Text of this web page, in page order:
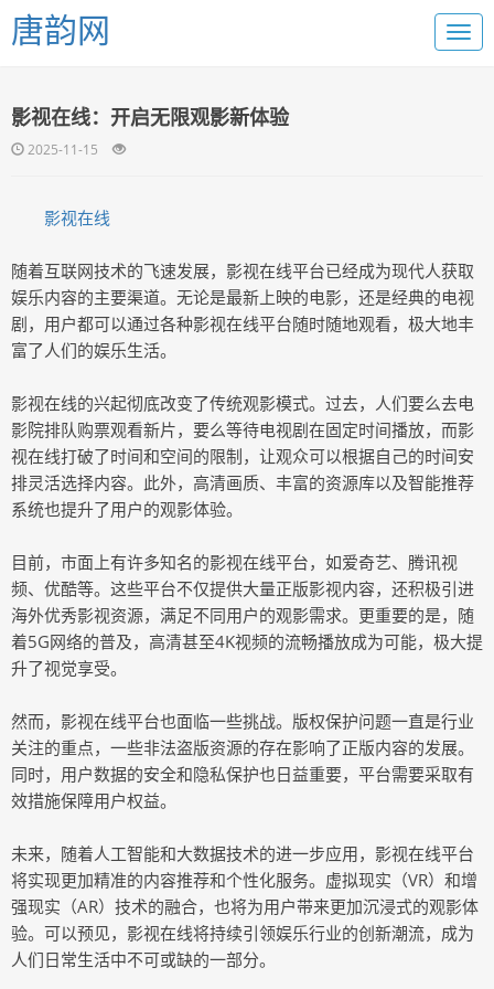
唐韵网
影视在线：开启无限观影新体验
2025-11-15
影视在线
随着互联网技术的飞速发展，影视在线平台已经成为现代人获取
娱乐内容的主要渠道。无论是最新上映的电影，还是经典的电视
剧，用户都可以通过各种影视在线平台随时随地观看，极大地丰
富了人们的娱乐生活。
影视在线的兴起彻底改变了传统观影模式。过去，人们要么去电
影院排队购票观看新片，要么等待电视剧在固定时间播放，而影
视在线打破了时间和空间的限制，让观众可以根据自己的时间安
排灵活选择内容。此外，高清画质、丰富的资源库以及智能推荐
系统也提升了用户的观影体验。
目前，市面上有许多知名的影视在线平台，如爱奇艺、腾讯视
频、优酷等。这些平台不仅提供大量正版影视内容，还积极引进
海外优秀影视资源，满足不同用户的观影需求。更重要的是，随
着5G网络的普及，高清甚至4K视频的流畅播放成为可能，极大提
升了视觉享受。
然而，影视在线平台也面临一些挑战。版权保护问题一直是行业
关注的重点，一些非法盗版资源的存在影响了正版内容的发展。
同时，用户数据的安全和隐私保护也日益重要，平台需要采取有
效措施保障用户权益。
未来，随着人工智能和大数据技术的进一步应用，影视在线平台
将实现更加精准的内容推荐和个性化服务。虚拟现实（VR）和增
强现实（AR）技术的融合，也将为用户带来更加沉浸式的观影体
验。可以预见，影视在线将持续引领娱乐行业的创新潮流，成为
人们日常生活中不可或缺的一部分。